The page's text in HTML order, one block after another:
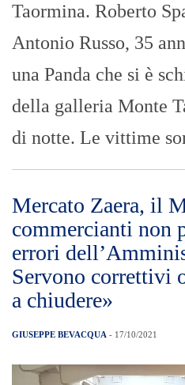
Taormina. Roberto
Antonio Russo, 35
una Panda che si è
della galleria Monte
di notte. Le vittime
Mercato Zaera, il
commercianti non
errori
Servono correttivi
a chiudere»
GIUSEPPE BEVACQUA - 17/10/2021